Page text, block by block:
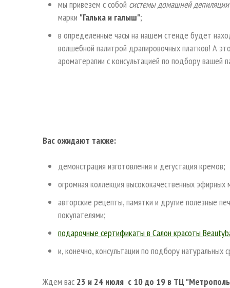
мы привезем с собой системы домашней депиляции
марки "Галька и галыш";
в определенные часы на нашем стенде будет
волшебной палитрой драпировочных платков! А
ароматерапии с консультацией по подбору вашей
Вас ожидают также:
демонстрация изготовления и дегустация кремов;
огромная коллекция высококачественных
авторские рецепты, памятки и другие полезные
покупателями;
подарочные сертификаты в Салон красоты
и, конечно, консультации по подбору
Ждем вас 23 и 24 июля с 10 до 19 в ТЦ